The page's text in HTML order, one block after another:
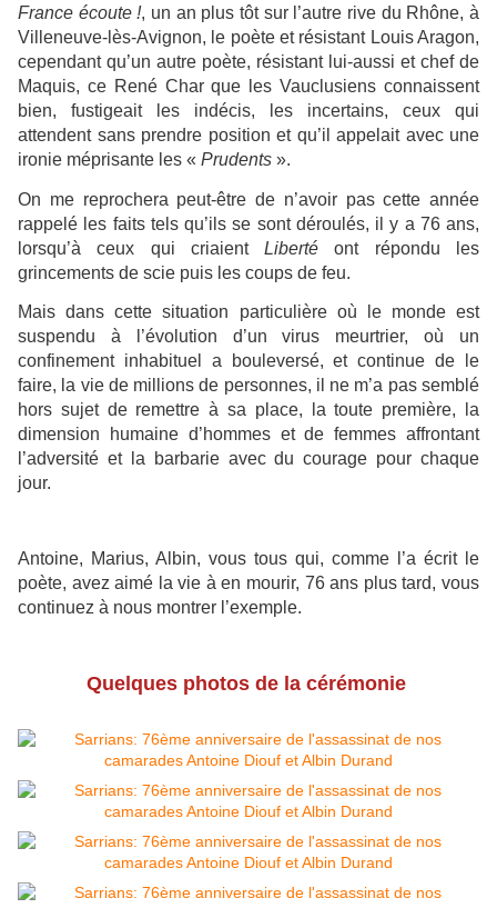
France écoute !, un an plus tôt sur l’autre rive du Rhône, à
Villeneuve-lès-Avignon, le poète et résistant Louis Aragon,
cependant qu’un autre poète, résistant lui-aussi et chef de
Maquis, ce René Char que les Vauclusiens connaissent
bien, fustigeait les indécis, les incertains, ceux qui
attendent sans prendre position et qu’il appelait avec une
ironie méprisante les « Prudents ».
On me reprochera peut-être de n’avoir pas cette année
rappelé les faits tels qu’ils se sont déroulés, il y a 76 ans,
lorsqu’à ceux qui criaientLiberté ont répondu les
grincements de scie puis les coups de feu.
Mais dans cette situation particulière où le monde est
suspendu à l’évolution d’un virus meurtrier, où un
confinement inhabituel a bouleversé, et continue de le
faire, la vie de millions de personnes, il ne m’a pas semblé
hors sujet de remettre à sa place, la toute première, la
dimension humaine d’hommes et de femmes affrontant
l’adversité et la barbarie avec du courage pour chaque
jour.
Antoine, Marius, Albin, vous tous qui, comme l’a écrit le
poète, avez aimé la vie à en mourir, 76 ans plus tard, vous
continuez à nous montrer l’exemple.
Quelques photos de la cérémonie